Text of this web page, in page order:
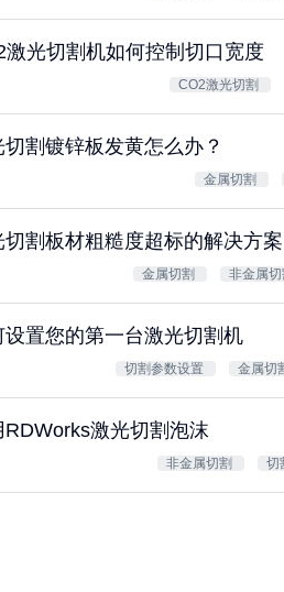
激光切割机如何控制切口宽度
CO2激光切割
切割镀锌板发黄怎么办？
金属切割
切割板材粗糙度超标的解决方案
金属切割 非金属
设置您的第一台激光切割机
切割参数设置 金属切
RDWorks激光切割泡沫
非金属切割 切